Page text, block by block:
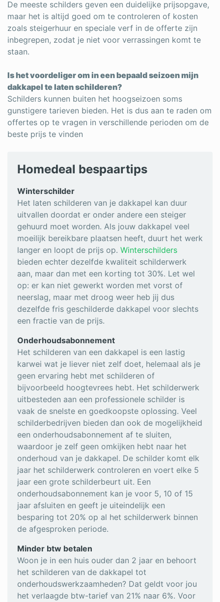
De meeste schilders geven een duidelijke prijsopgave,
maar het is altijd goed om te controleren of kosten
zoals steigerhuur en speciale verf in de offerte zijn
inbegrepen, zodat je niet voor verrassingen komt te
staan.
Is het voordeliger om in een bepaald seizoen mijn
dakkapel te laten schilderen?
Schilders kunnen buiten het hoogseizoen soms
gunstigere tarieven bieden. Het is dus aan te raden om
offertes op te vragen in verschillende perioden om de
beste prijs te vinden
Homedeal bespaartips
Winterschilder
Het laten schilderen van je dakkapel kan duur
uitvallen doordat er onder andere een steiger
gehuurd moet worden. Als jouw dakkapel veel
moeilijk bereikbare plaatsen heeft, duurt het werk
langer en loopt de prijs op. Winterschilders
bieden echter dezelfde kwaliteit schilderwerk
aan, maar dan met een korting tot 30%. Let wel
op: er kan niet gewerkt worden met vorst of
neerslag, maar met droog weer heb jij dus
dezelfde fris geschilderde dakkapel voor slechts
een fractie van de prijs.
Onderhoudsabonnement
Het schilderen van een dakkapel is een lastig
karwei wat je liever niet zelf doet, helemaal als je
geen ervaring hebt met schilderen of
bijvoorbeeld hoogtevrees hebt. Het schilderwerk
uitbesteden aan een professionele schilder is
vaak de snelste en goedkoopste oplossing. Veel
schilderbedrijven bieden dan ook de mogelijkheid
een onderhoudsabonnement af te sluiten,
waardoor je zelf geen omkijken hebt naar het
onderhoud van je dakkapel. De schilder komt elk
jaar het schilderwerk controleren en voert elke 5
jaar een grote schilderbeurt uit. Een
onderhoudsabonnement kan je voor 5, 10 of 15
jaar afsluiten en geeft je uiteindelijk een
besparing tot 20% op al het schilderwerk binnen
de afgesproken periode.
Minder btw betalen
Woon je in een huis ouder dan 2 jaar en behoort
het schilderen van de dakkapel tot
onderhoudswerkzaamheden? Dat geldt voor jou
het verlaagde btw-tarief van 21% naar 6%. Voor